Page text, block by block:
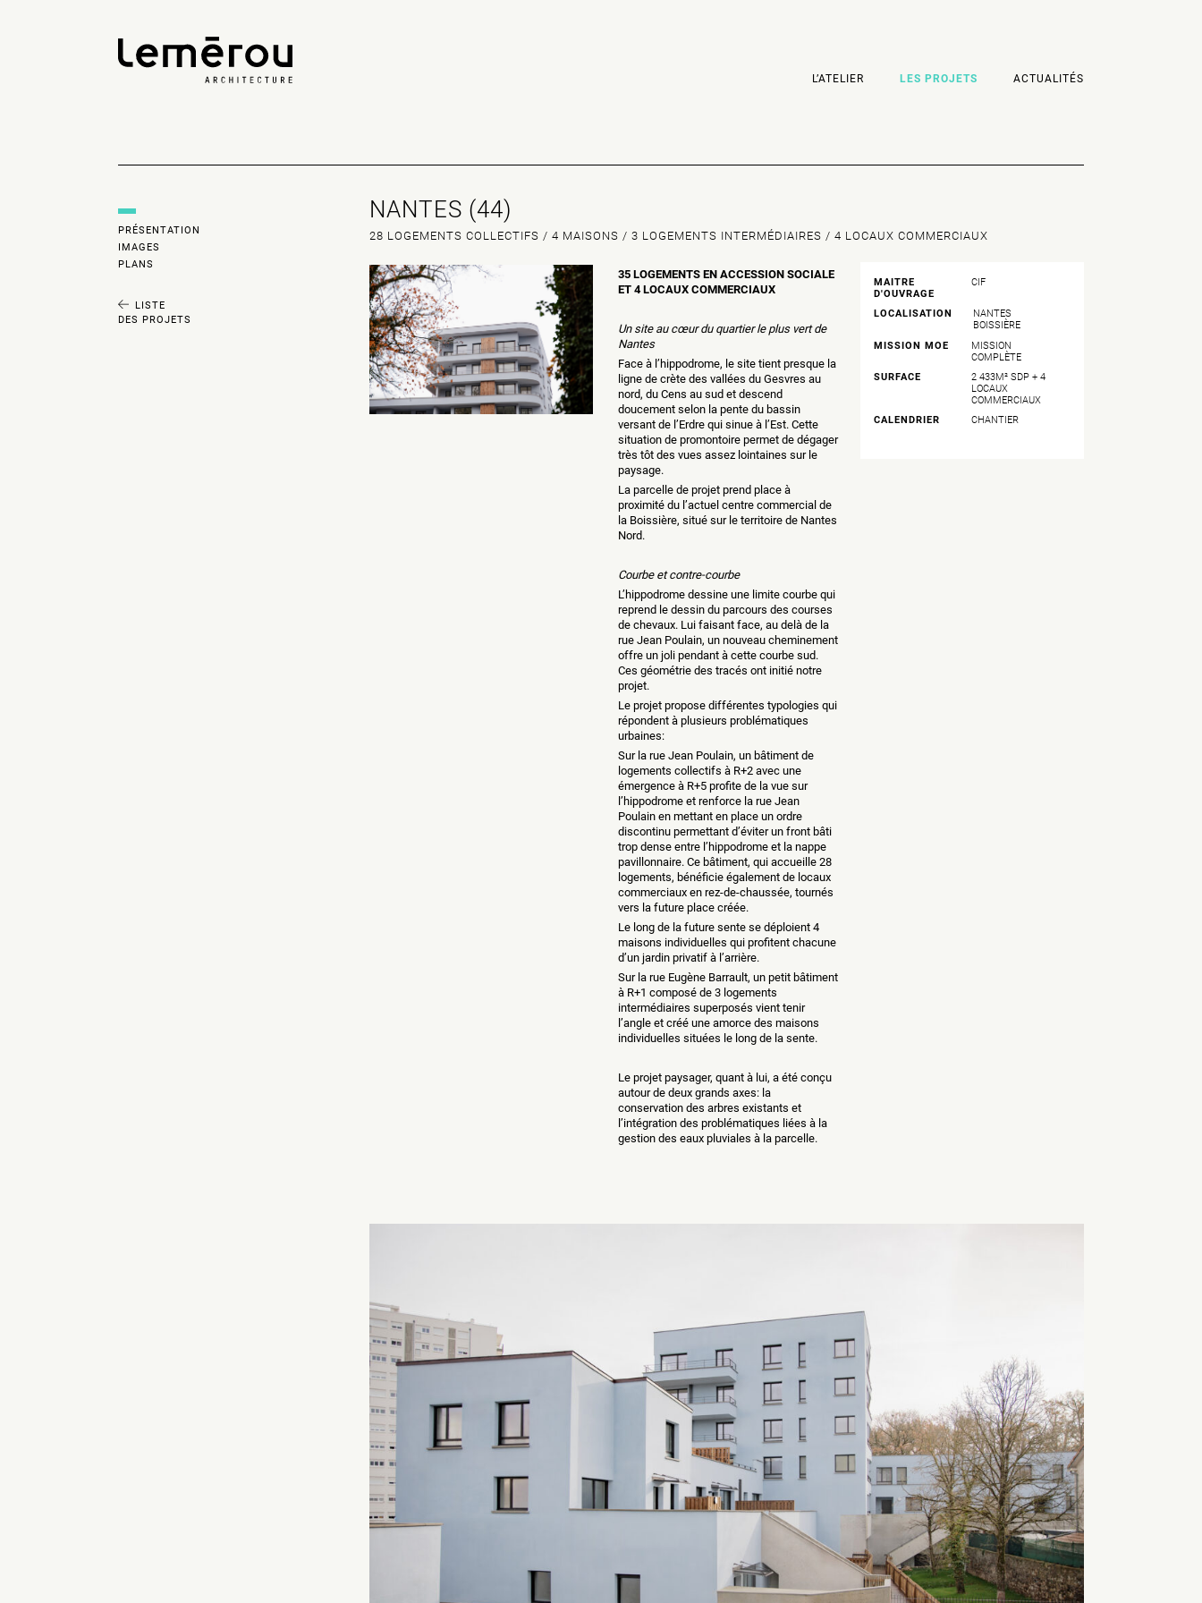
L’ATELIER LES PROJETS ACTUALITÉS
PRÉSENTATION
IMAGES
PLANS
LISTE
DES PROJETS
NANTES (44)
28 LOGEMENTS COLLECTIFS / 4 MAISONS / 3 LOGEMENTS INTERMÉDIAIRES / 4 LOCAUX COMMERCIAUX
35 LOGEMENTS EN ACCESSION SOCIALE
ET 4 LOCAUX COMMERCIAUX
Un site au cœur du quartier le plus vert de
Nantes
Face à l’hippodrome, le site tient presque la
ligne de crète des vallées du Gesvres au
nord, du Cens au sud et descend
doucement selon la pente du bassin
versant de l’Erdre qui sinue à l’Est. Cette
situation de promontoire permet de dégager
très tôt des vues assez lointaines sur le
paysage.
La parcelle de projet prend place à
proximité du l’actuel centre commercial de
la Boissière, situé sur le territoire de Nantes
Nord.
Courbe et contre-courbe
L’hippodrome dessine une limite courbe qui
reprend le dessin du parcours des courses
de chevaux. Lui faisant face, au delà de la
rue Jean Poulain, un nouveau cheminement
offre un joli pendant à cette courbe sud.
Ces géométrie des tracés ont initié notre
projet.
Le projet propose différentes typologies qui
répondent à plusieurs problématiques
urbaines:
Sur la rue Jean Poulain, un bâtiment de
logements collectifs à R+2 avec une
émergence à R+5 profite de la vue sur
l’hippodrome et renforce la rue Jean
Poulain en mettant en place un ordre
discontinu permettant d’éviter un front bâti
trop dense entre l’hippodrome et la nappe
pavillonnaire. Ce bâtiment, qui accueille 28
logements, bénéficie également de locaux
commerciaux en rez-de-chaussée, tournés
vers la future place créée.
Le long de la future sente se déploient 4
maisons individuelles qui profitent chacune
d’un jardin privatif à l’arrière.
Sur la rue Eugène Barrault, un petit bâtiment
à R+1 composé de 3 logements
intermédiaires superposés vient tenir
l’angle et créé une amorce des maisons
individuelles situées le long de la sente.
Le projet paysager, quant à lui, a été conçu
autour de deux grands axes: la
conservation des arbres existants et
l’intégration des problématiques liées à la
gestion des eaux pluviales à la parcelle.
MAITRE
D'OUVRAGE
CIF
LOCALISATION
NANTES
BOISSIÈRE
MISSION MOE
MISSION
COMPLÈTE
SURFACE
2 433M² SDP + 4
LOCAUX
COMMERCIAUX
CALENDRIER
CHANTIER